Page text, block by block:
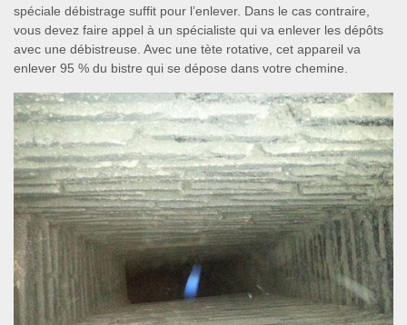
spéciale débistrage suffit pour l’enlever. Dans le cas contraire,
vous devez faire appel à un spécialiste qui va enlever les dépôts
avec une débistreuse. Avec une tète rotative, cet appareil va
enlever 95 % du bistre qui se dépose dans votre chemine.